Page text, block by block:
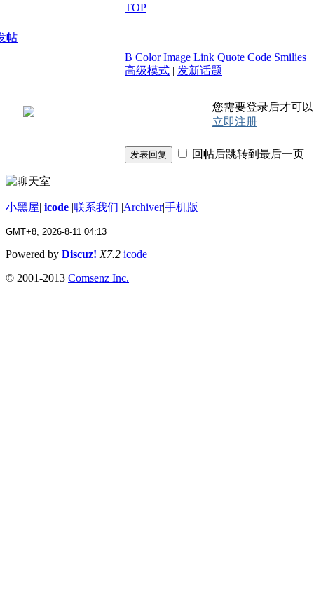
TOP
帖
B Color Image Link Quote Code Smilies
高级模式 | 发新话题
发表回复 回帖后跳转到最后一页
您需要登录后才可
立即注册
小黑屋| icode |联系我们 |Archiver|手机版
GMT+8, 2026-8-11 04:13
Powered by Discuz! X7.2 icode
© 2001-2013 Comsenz Inc.